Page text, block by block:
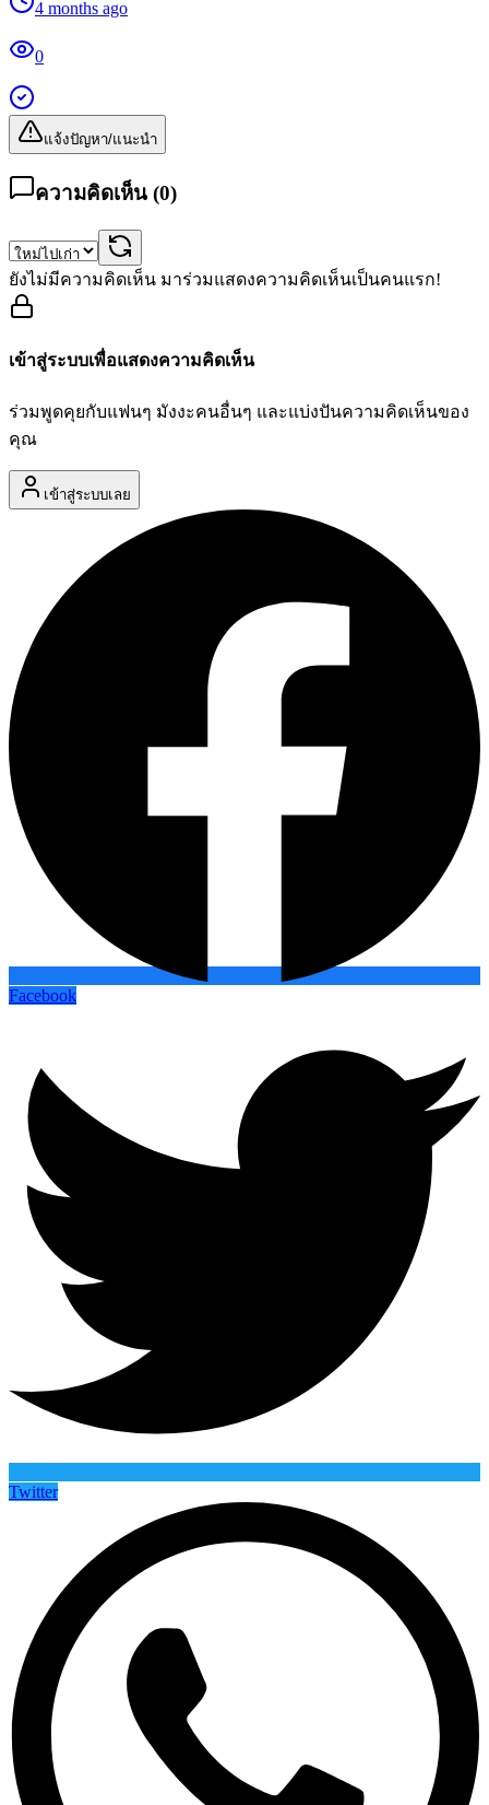
4 months ago
0
แจ้งปัญหา/แนะนำ
ความคิดเห็น (0)
ยังไม่มีความคิดเห็น มาร่วมแสดงความคิดเห็นเป็นคนแรก!
เข้าสู่ระบบเพื่อแสดงความคิดเห็น
ร่วมพูดคุยกับแฟนๆ มังงะคนอื่นๆ และแบ่งปันความคิดเห็นของ
คุณ
เข้าสู่ระบบเลย
Facebook
Twitter